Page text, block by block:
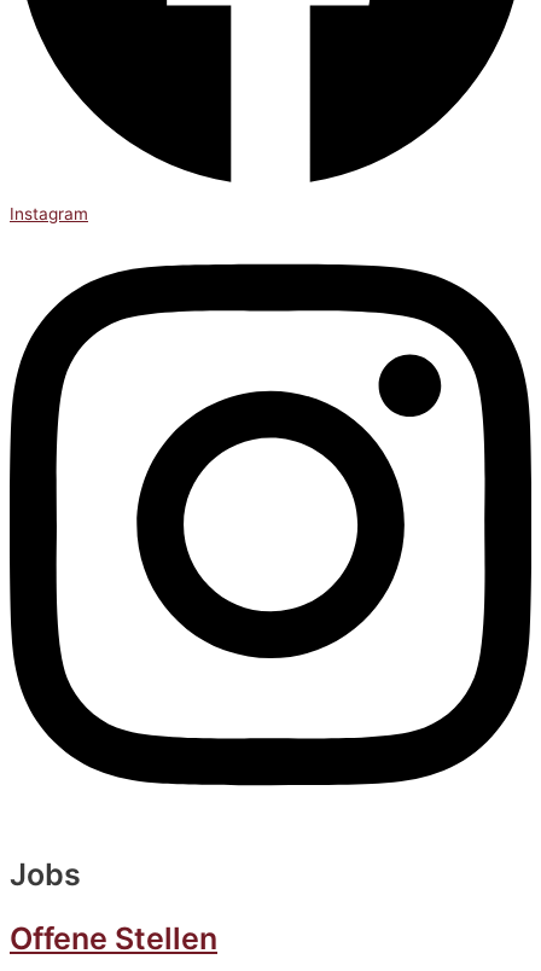
Instagram
Jobs
Offene Stellen